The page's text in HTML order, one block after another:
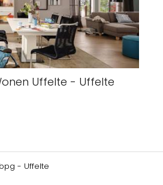
Uffelte - Uffelte
- Uffelte